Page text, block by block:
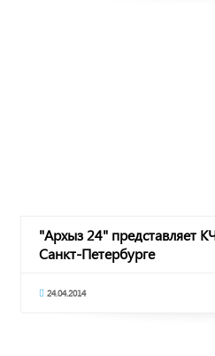
"Архыз 24" представляет
Санкт-Петербурге
24.04.2014